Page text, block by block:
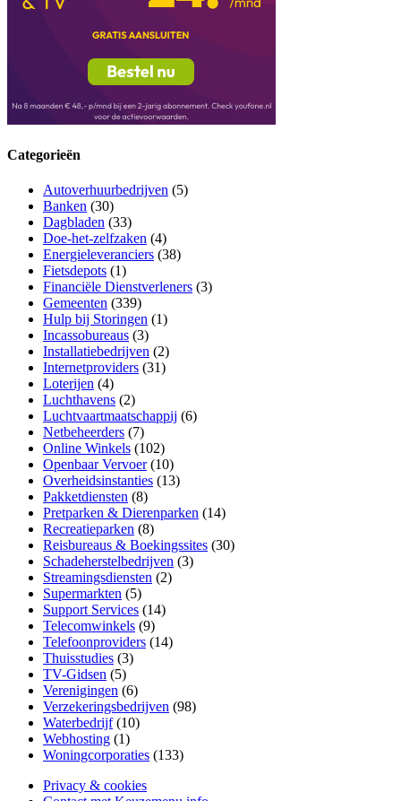
Categorieën
Autoverhuurbedrijven (5)
Banken (30)
Dagbladen (33)
Doe-het-zelfzaken (4)
Energieleveranciers (38)
Fietsdepots (1)
Financiële Dienstverleners (3)
Gemeenten (339)
Hulp bij Storingen (1)
Incassobureaus (3)
Installatiebedrijven (2)
Internetproviders (31)
Loterijen (4)
Luchthavens (2)
Luchtvaartmaatschappij (6)
Netbeheerders (7)
Online Winkels (102)
Openbaar Vervoer(10)
Overheidsinstanties (13)
Pakketdiensten (8)
Pretparken & Dierenparken (14)
Recreatieparken (8)
Reisbureaus & Boekingssites (30)
Schadeherstelbedrijven (3)
Streamingsdiensten (2)
Supermarkten (5)
Support Services (14)
Telecomwinkels (9)
Telefoonproviders (14)
Thuisstudies (3)
TV-Gidsen (5)
Verenigingen (6)
Verzekeringsbedrijven (98)
Waterbedrijf(10)
Webhosting (1)
Woningcorporaties (133)
Privacy & cookies